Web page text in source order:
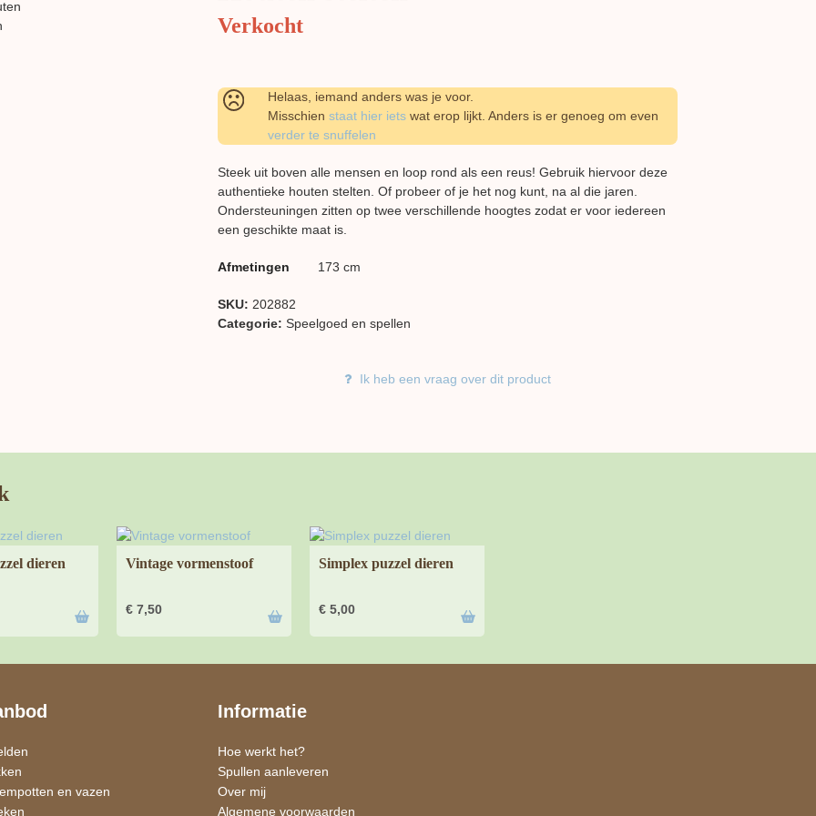
Verkocht
Helaas, iemand anders was je voor.
Misschien staat hier iets wat erop lijkt. Anders is er genoeg om even
verder te snuffelen
Steek uit boven alle mensen en loop rond als een reus! Gebruik hiervoor deze
authentieke houten stelten. Of probeer of je het nog kunt, na al die jaren.
Ondersteuningen zitten op twee verschillende hoogtes zodat er voor iedereen
een geschikte maat is.
Afmetingen 173 cm
SKU: 202882
Categorie: Speelgoed en spellen
Ik heb een vraag over dit product
dieren Vintage vormenstoof
€ 7,50
Simplex puzzel dieren
€ 5,00
en vazen
Informatie
Hoe werkt het?
Spullen aanleveren
Over mij
Algemene voorwaarden